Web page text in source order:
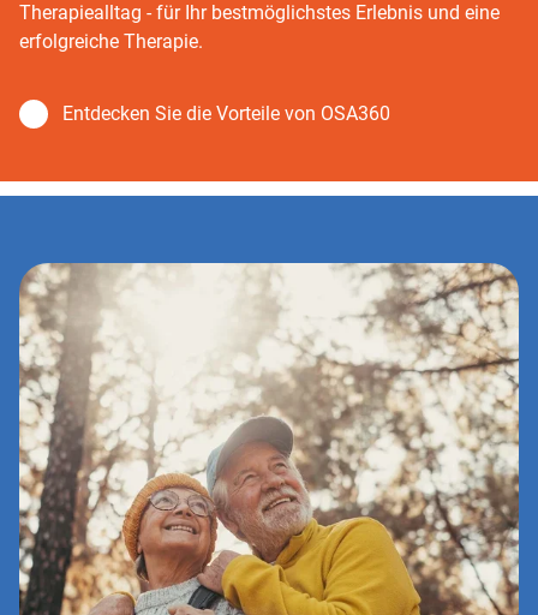
Therapiealltag - für Ihr bestmöglichstes Erlebnis und eine
erfolgreiche Therapie.
Entdecken Sie die Vorteile von OSA360
before
this
section